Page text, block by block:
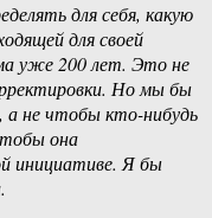
для себя, какую
для своей
уже 200 лет. Это не
Но мы бы
а не чтобы кто-​нибудь
она
инициативе. Я бы